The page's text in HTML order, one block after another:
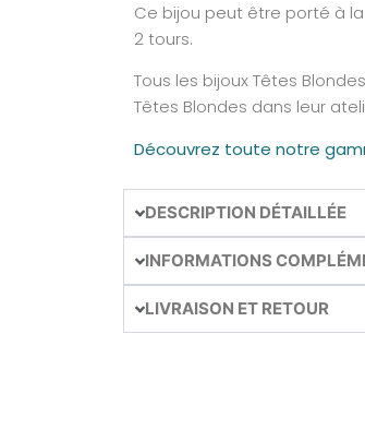
Ce bijou peut être porté à
2 tours.
Tous les bijoux Têtes
Têtes Blondes dans leur
Découvrez toute notre
DESCRIPTION DÉTAILLÉE
INFORMATIONS
LIVRAISON ET RETOUR